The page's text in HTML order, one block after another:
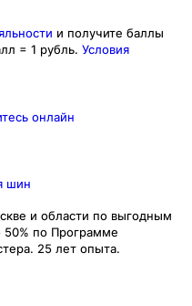
и получите баллы
= 1 рубль. Условия
онлайн
шин
и области по выгодным
50% по Программе
25 лет опыта.